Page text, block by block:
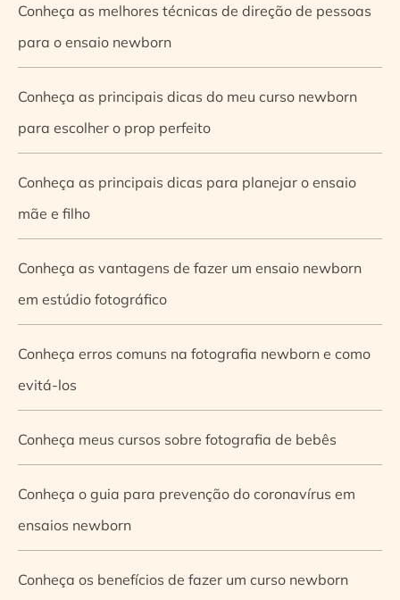
Conheça as melhores técnicas de direção de pessoas
para o ensaio newborn
Conheça as principais dicas do meu curso newborn
para escolher o prop perfeito
Conheça as principais dicas para planejar o ensaio
mãe e filho
Conheça as vantagens de fazer um ensaio newborn
em estúdio fotográfico
Conheça erros comuns na fotografia newborn e como
evitá-los
Conheça meus cursos sobre fotografia de bebês
Conheça o guia para prevenção do coronavírus em
ensaios newborn
Conheça os benefícios de fazer um curso newborn